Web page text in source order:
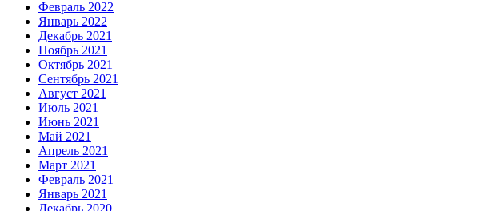
Февраль 2022
Январь 2022
Декабрь 2021
Ноябрь 2021
Октябрь 2021
Сентябрь 2021
Август 2021
Июль 2021
Июнь 2021
Май 2021
Апрель 2021
Март 2021
Февраль 2021
Январь 2021